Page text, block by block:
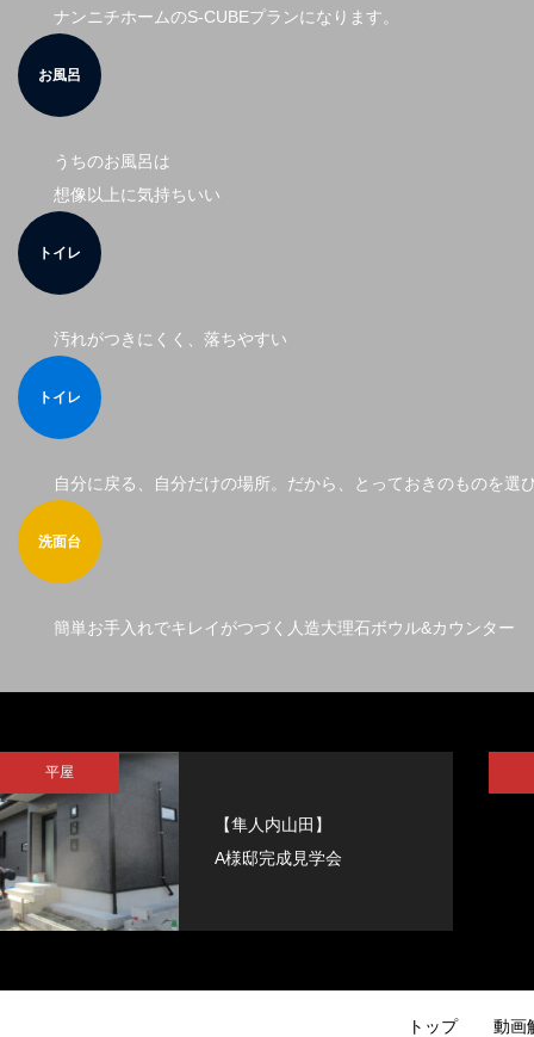
ナンニチホームのS-CUBEプランになります。
お風呂
うちのお風呂は
想像以上に気持ちいい
トイレ
汚れがつきにくく、落ちやすい
トイレ
自分に戻る、自分だけの場所。だから、とっておきのものを選
洗面台
簡単お手入れでキレイがつづく人造大理石ボウル&カウンター
平屋
【隼人内山田】
A様邸完成見学会
トップ 動画